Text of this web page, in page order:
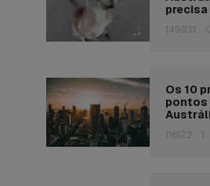
149931
Os 10
116123 1